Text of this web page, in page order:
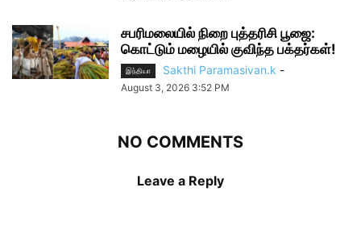
சபரிமலையில் நிறை புத்தரிசி பூஜை:
கொட்டும் மழையில் குவிந்த பக்தர்கள்!
இந்தியா Sakthi Paramasivan.k -
August 3, 2026 3:52 PM
NO COMMENTS
Leave a Reply